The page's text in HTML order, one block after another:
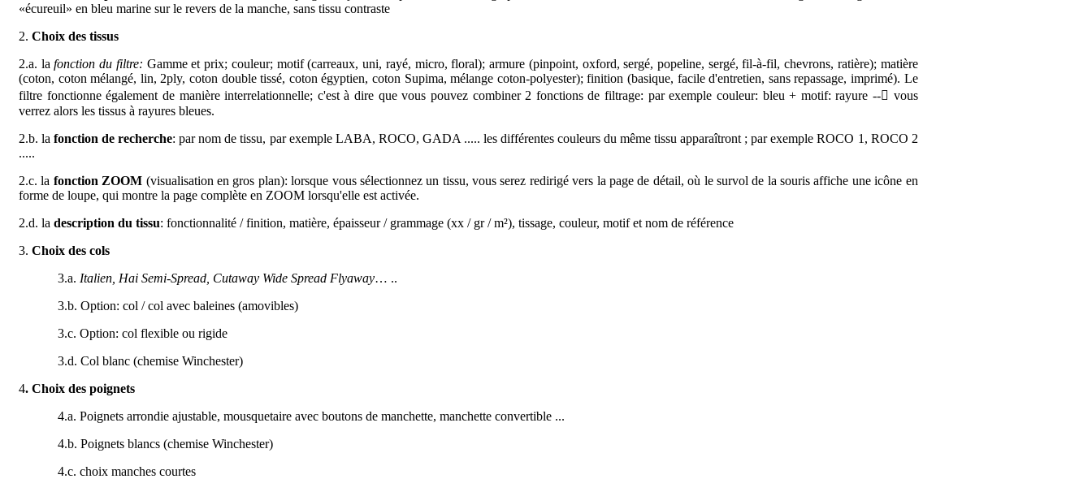
«écureuil» en bleu marine sur le revers de la manche, sans tissu contraste
2. Choix des tissus
2.a. lafonction du filtre: Gamme et prix; couleur; motif (carreaux, uni, rayé, micro, floral); armure (pinpoint, oxford, sergé, popeline, sergé, fil-à-fil, chevrons, ratière); matière
(coton, coton mélangé, lin, 2ply, coton double tissé, coton égyptien, coton Supima, mélange coton-polyester); finition (basique, facile d'entretien, sans repassage, imprimé). Le
filtre fonctionne également de manière interrelationnelle; c'est à dire que vous pouvez combiner 2 fonctions de filtrage: par exemple couleur: bleu + motif: rayure -- vous
verrez alors les tissus à rayures bleues.
2.b. lafonction de recherche: par nom de tissu, par exemple LABA, ROCO, GADA ..... les différentes couleurs du même tissu apparaîtront ; par exemple ROCO 1, ROCO 2
.....
2.c. la fonction ZOOM (visualisation en gros plan): lorsque vous sélectionnez un tissu, vous serez redirigé vers la page de détail, où le survol de la souris affiche une icône en
forme de loupe, qui montre la page complète en ZOOM lorsqu'elle est activée.
2.d. la description du tissu: fonctionnalité / finition, matière, épaisseur / grammage (xx / gr / m²), tissage, couleur, motif et nom de référence
3. Choix des cols
3.a. Italien, Hai Semi-Spread, Cutaway Wide Spread Flyaway… ..
3.b. Option: col / col avec baleines (amovibles)
3.c. Option: col flexible ou rigide
3.d. Col blanc (chemise Winchester)
4. Choix des poignets
4.a. Poignets arrondie ajustable, mousquetaire avec boutons de manchette, manchette convertible ...
4.b. Poignets blancs (chemise Winchester)
4.c. choix manches courtes